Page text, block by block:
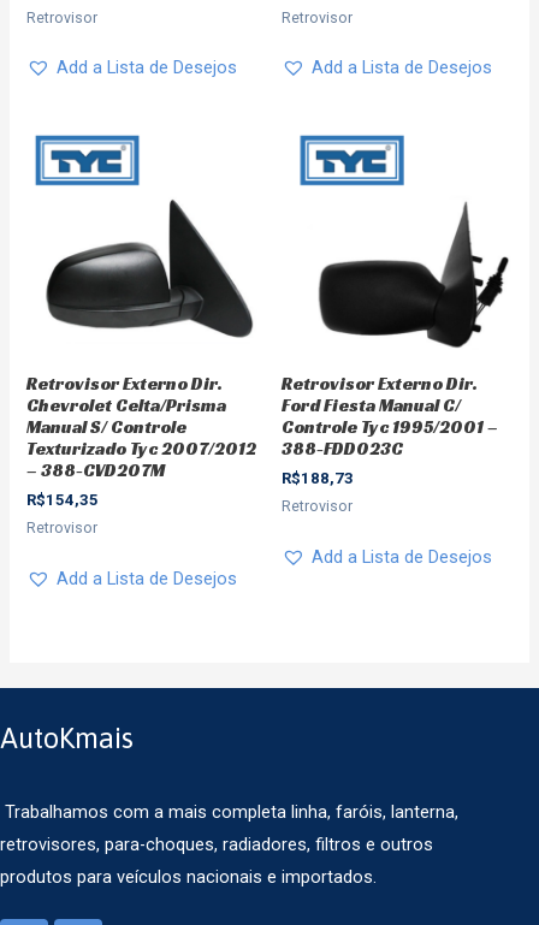
Retrovisor
Add a Lista de Desejos
Retrovisor
Add a Lista de Desejos
Retrovisor Externo Dir.
Chevrolet Celta/Prisma
Manual S/ Controle
Texturizado Tyc 2007/2012
– 388-CVD207M
R$154,35
Retrovisor
Add a Lista de Desejos
Retrovisor Externo Dir.
Ford Fiesta Manual C/
Controle Tyc 1995/2001 –
388-FDD023C
R$188,73
Retrovisor
Add a Lista de Desejos
AutoKmais
Trabalhamos com a mais completa linha, faróis, lanterna,
retrovisores, para-choques, radiadores, filtros e outros
produtos para veículos nacionais e importados.